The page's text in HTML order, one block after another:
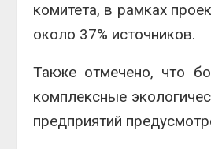
комитета, в рамках
около 37% источников.
Также отмечено, что
комплексные
предприятий